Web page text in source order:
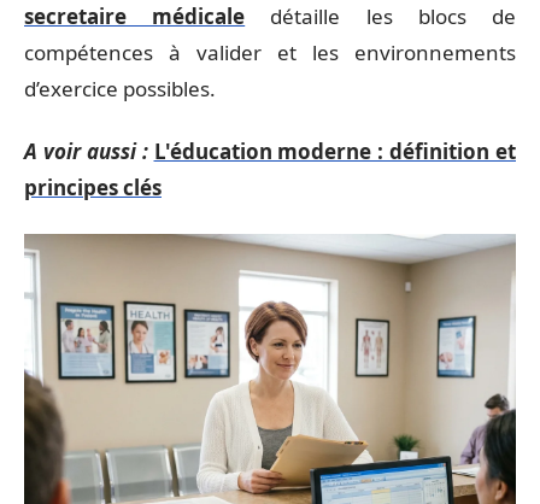
secretaire médicale détaille les blocs de
compétences à valider et les environnements
d’exercice possibles.
A voir aussi : L'éducation moderne : définition et
principes clés